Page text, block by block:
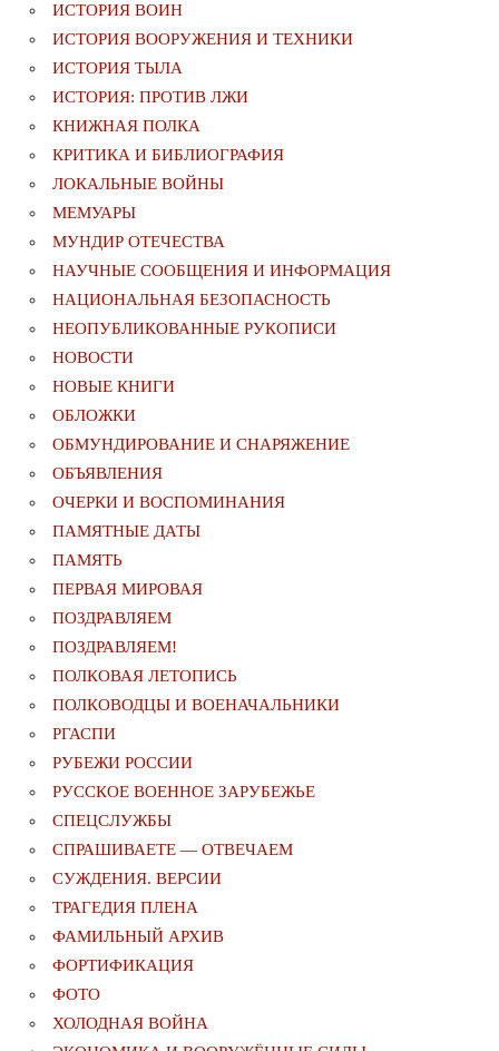
ИСТОРИЯ ВОИН
ИСТОРИЯ ВООРУЖЕНИЯ И ТЕХНИКИ
ИСТОРИЯ ТЫЛА
ИСТОРИЯ: ПРОТИВ ЛЖИ
КНИЖНАЯ ПОЛКА
КРИТИКА И БИБЛИОГРАФИЯ
ЛОКАЛЬНЫЕ ВОЙНЫ
МЕМУАРЫ
МУНДИР ОТЕЧЕСТВА
НАУЧНЫЕ СООБЩЕНИЯ И ИНФОРМАЦИЯ
НАЦИОНАЛЬНАЯ БЕЗОПАСНОСТЬ
НЕОПУБЛИКОВАННЫЕ РУКОПИСИ
НОВОСТИ
НОВЫЕ КНИГИ
ОБЛОЖКИ
ОБМУНДИРОВАНИЕ И СНАРЯЖЕНИЕ
ОБЪЯВЛЕНИЯ
ОЧЕРКИ И ВОСПОМИНАНИЯ
ПАМЯТНЫЕ ДАТЫ
ПАМЯТЬ
ПЕРВАЯ МИРОВАЯ
ПОЗДРАВЛЯЕМ
ПОЗДРАВЛЯЕМ!
ПОЛКОВАЯ ЛЕТОПИСЬ
ПОЛКОВОДЦЫ И ВОЕНАЧАЛЬНИКИ
РГАСПИ
РУБЕЖИ РОССИИ
РУССКОЕ ВОЕННОЕ ЗАРУБЕЖЬЕ
СПЕЦСЛУЖБЫ
СПРАШИВАЕТЕ — ОТВЕЧАЕМ
СУЖДЕНИЯ. ВЕРСИИ
ТРАГЕДИЯ ПЛЕНА
ФАМИЛЬНЫЙ АРХИВ
ФОРТИФИКАЦИЯ
ФОТО
ХОЛОДНАЯ ВОЙНА